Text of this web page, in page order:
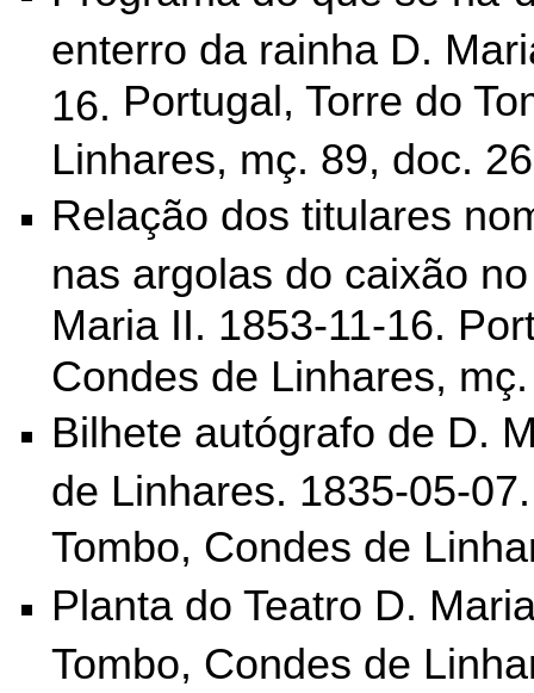
enterro da rainha D.
16. Portugal, Torre do
Linhares, mç. 89, doc.
Relação dos titulares
nas argolas do caixão
Maria II. 1853-11-16.
Condes de Linhares,
Bilhete autógrafo de D.
de Linhares. 1835-05-
Tombo,
Condes de
Planta do Teatro D.
Tombo, Condes de